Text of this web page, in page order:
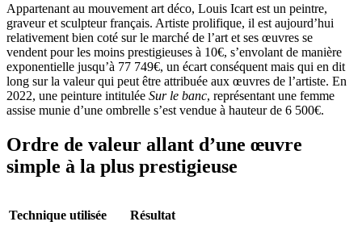
Appartenant au mouvement art déco, Louis Icart est un peintre,
graveur et sculpteur français. Artiste prolifique, il est aujourd’hui
relativement bien coté sur le marché de l’art et ses œuvres se
vendent pour les moins prestigieuses à 10€, s’envolant de manière
exponentielle jusqu’à 77 749€, un écart conséquent mais qui en dit
long sur la valeur qui peut être attribuée aux œuvres de l’artiste. En
2022, une peinture intitulée Sur le banc, représentant une femme
assise munie d’une ombrelle s’est vendue à hauteur de 6 500€.
Ordre de valeur allant d’une œuvre
simple à la plus prestigieuse
Technique utilisée Résultat